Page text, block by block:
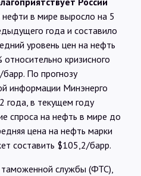
в мире выросло на 5
года и составило
уровень цен на нефть
кризисного
По прогнозу
информации Минэнерго
в текущем году
спроса на нефть в мире до
цена на нефть марки
составить $105,2/барр.
службы (ФТС),